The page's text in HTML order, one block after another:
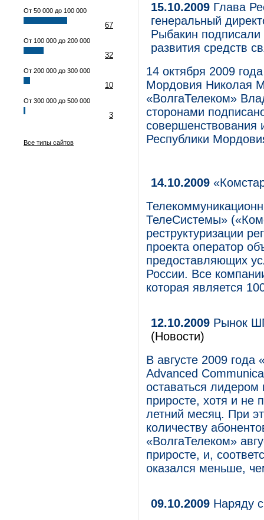
От 50 000 до 100 000
67
От 100 000 до 200 000
32
От 200 000 до 300 000
10
От 300 000 до 500 000
3
Все типы сайтов
15.10.2009 Глава
генеральный
Рыбакин подписали
развития средств
14 октября 2009
Мордовия Николая
«ВолгаТелеком»
сторонами
совершенствования
Республики
14.10.2009
ТелеСистемы»
реструктуризации
проекта оператор
предоставляющих
России. Все
которая является
12.10.2009 Рынок
(Новости)
В августе 2009
Advanced
оставаться
приросте, хотя и не
летний месяц. При
количеству
«ВолгаТелеком»
приросте, и,
оказался меньше,
09.10.2009 Наряду